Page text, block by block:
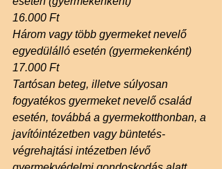
16.000 Ft
Három vagy több gyermeket nevelő
egyedülálló esetén (gyermekenként)
17.000 Ft
Tartósan beteg, illetve súlyosan
fogyatékos gyermeket nevelő család
esetén, továbbá a gyermekotthonban, a
javítóintézetben vagy büntetés-
végrehajtási intézetben lévő